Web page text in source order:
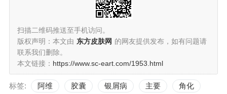
扫描二维码推送至手机访问。
版权声明：本文由 东方皮肤网 的网友提供发布，如有问题请
联系我们删除。
本文链接： https://www.sc-eart.com/1953.html
标签: 阿维 胶囊 银屑病 主要 角化